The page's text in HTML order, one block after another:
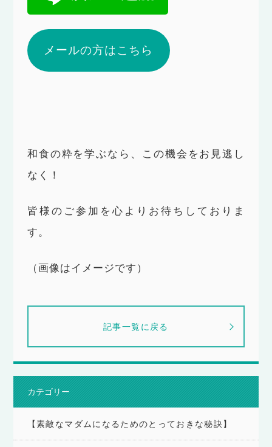
メールの方はこちら
和食の粋を学ぶなら、この機会をお見逃し
なく！
皆様のご参加を心よりお待ちしておりま
す。
（画像はイメージです）
記事一覧に戻る
カテゴリー
【素敵なマダムになるためのとっておきな秘訣】